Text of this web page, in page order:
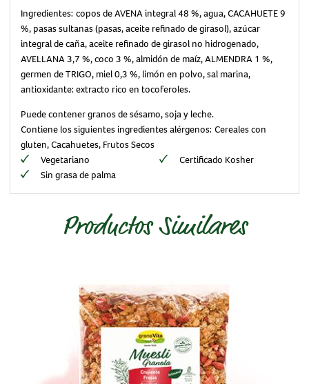
Ingredientes: copos de AVENA integral 48 %, agua, CACAHUETE 9
%, pasas sultanas (pasas, aceite refinado de girasol), azúcar
integral de caña, aceite refinado de girasol no hidrogenado,
AVELLANA 3,7 %, coco 3 %, almidón de maíz, ALMENDRA 1 %,
germen de TRIGO, miel 0,3 %, limón en polvo, sal marina,
antioxidante: extracto rico en tocoferoles.
Puede contener granos de sésamo, soja y leche.
Contiene los siguientes ingredientes alérgenos: Cereales con
gluten, Cacahuetes, Frutos Secos
Vegetariano
Sin grasa de palma
Certificado Kosher
Productos Similares